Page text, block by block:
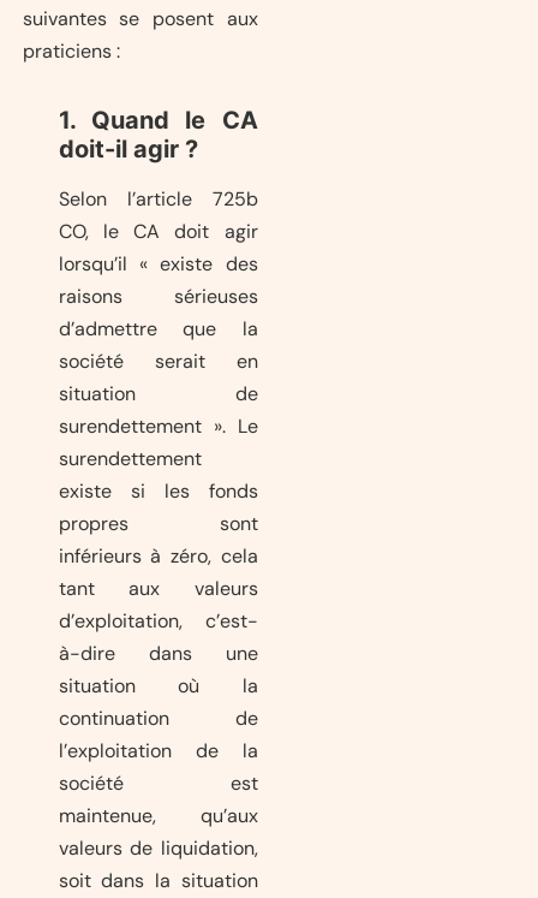
suivantes se posent aux
praticiens :
1. Quand le CA
doit-il agir ?
Selon l’article 725b
CO, le CA doit agir
lorsqu’il « existe des
raisons sérieuses
d’admettre que la
société serait en
situation de
surendettement ». Le
surendettement
existe si les fonds
propres sont
inférieurs à zéro, cela
tant aux valeurs
d’exploitation, c’est-
à-dire dans une
situation où la
continuation de
l’exploitation de la
société est
maintenue, qu’aux
valeurs de liquidation,
soit dans la situation